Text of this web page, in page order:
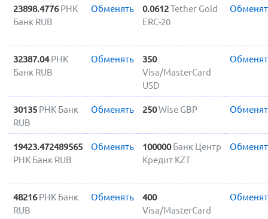
23898.4776 РНК
Банк RUB
Обменять 0.0612Tether Gold
ERC-20
32387.04 РНК
Банк RUB
Обменять
350
Visa/MasterCard
USD
30135 РНК Банк
RUB
Обменять 250Wise GBP
19423.472489565
РНК Банк RUB
Обменять 100000 Банк Центр
Кредит KZT
48216 РНК Банк
RUB
Обменять
400
Visa/MasterCard